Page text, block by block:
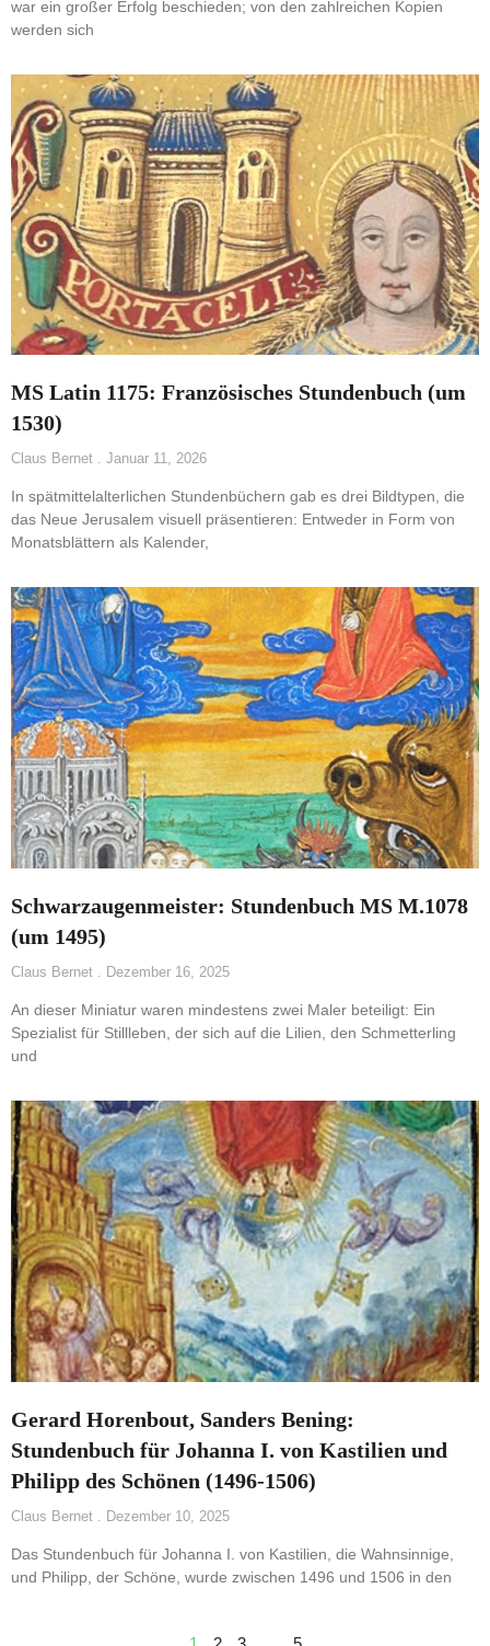
war ein großer Erfolg beschieden; von den zahlreichen Kopien
werden sich
MS Latin 1175: Französisches Stundenbuch (um
1530)
Claus Bernet Januar 11, 2026
In spätmittelalterlichen Stundenbüchern gab es drei Bildtypen, die
das Neue Jerusalem visuell präsentieren: Entweder in Form von
Monatsblättern als Kalender,
Schwarzaugenmeister: Stundenbuch MS M.1078
(um 1495)
Claus Bernet Dezember 16, 2025
An dieser Miniatur waren mindestens zwei Maler beteiligt: Ein
Spezialist für Stillleben, der sich auf die Lilien, den Schmetterling
und
Gerard Horenbout, Sanders Bening:
Stundenbuch für Johanna I. von Kastilien und
Philipp des Schönen (1496-1506)
Claus Bernet Dezember 10, 2025
Das Stundenbuch für Johanna I. von Kastilien, die Wahnsinnige,
und Philipp, der Schöne, wurde zwischen 1496 und 1506 in den